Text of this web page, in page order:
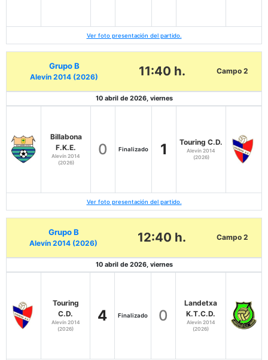
Ver foto presentación del partido.
Grupo B
Alevín 2014 (2026) 11:40 h. Campo 2
10 abril de 2026, viernes
Billabona
F.K.E.
Alevín 2014
(2026)
0 Finalizado 1 Touring C.D.
Alevín 2014
(2026)
Ver foto presentación del partido.
Grupo B
Alevín 2014 (2026) 12:40 h. Campo 2
10 abril de 2026, viernes
Touring
C.D.
Alevín 2014
(2026)
4 Finalizado 0
Landetxa
K.T.C.D.
Alevín 2014
(2026)